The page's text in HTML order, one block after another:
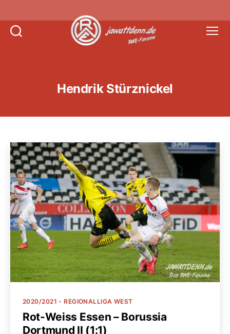
Hendrik Stürznickel
Kategorien
2020/2021 - REGIONALLIGA WEST
Rot-Weiss Essen – Borussia
Dortmund II (1:1)